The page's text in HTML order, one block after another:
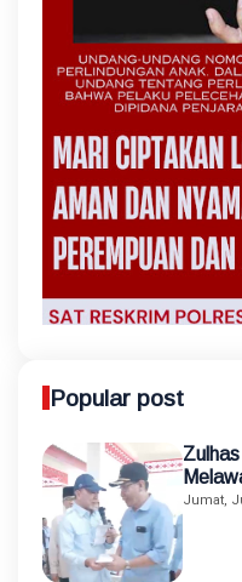
Popular post
Jumat,